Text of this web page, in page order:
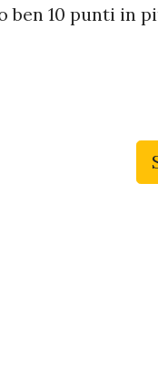
ben 10 punti in